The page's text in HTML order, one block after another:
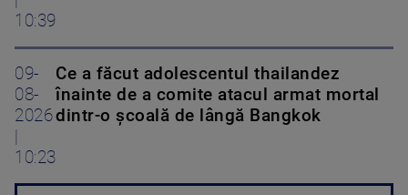
10:39
09-
08-
2026
10:23
Ce a făcut adolescentul thailandez
înainte de a comite atacul armat mortal
dintr-o școală de lângă Bangkok